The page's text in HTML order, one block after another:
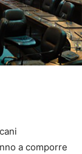
a comporre